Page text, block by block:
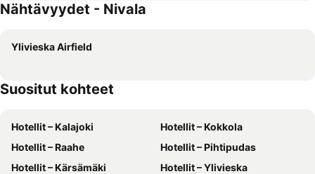
Nähtävyydet - Nivala
Ylivieska Airfield
Suositut kohteet
Hotellit – Kalajoki
Hotellit – Kokkola
Hotellit – Raahe
Hotellit – Pihtipudas
Hotellit – Kärsämäki
Hotellit – Ylivieska